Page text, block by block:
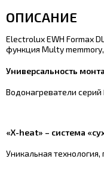
ОПИСАНИЕ
Electrolux EWH Formax
функция Multy
Универсальность
Водонагреватели
«X-heat» – система
Уникальная